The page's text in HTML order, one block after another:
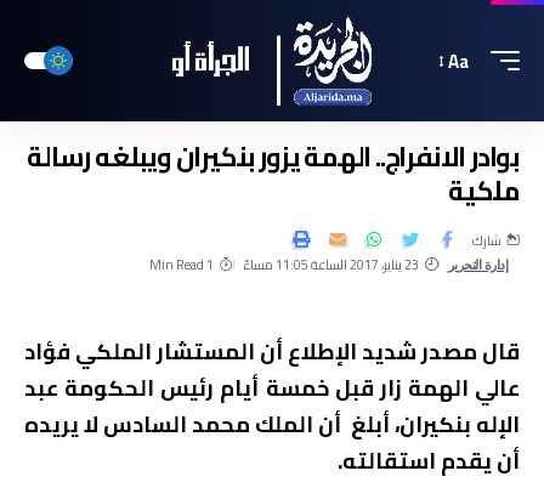
Aa
بوادر الانفراج.. الهمة يزور بنكيران ويبلغه رسالة
ملكية
إدارة التحرير 23 يناير، 2017 الساعة 11:05 مساءً 1 Min Read
شارك
قال مصدر شديد الإطلاع أن المستشار الملكي فؤاد
عالي الهمة زار قبل خمسة أيام رئيس الحكومة عبد
الإله بنكيران، أبلغ أن الملك محمد السادس لا يريده
أن يقدم استقالته.